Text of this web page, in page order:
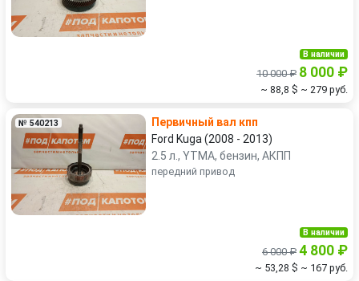
В наличии
10 000 ₽ 8 000 ₽
~ 88,8 $ ~ 279 руб.
№ 540213
Первичный вал кпп
Ford Kuga (2008 - 2013)
2.5 л., YTMA, бензин, АКПП
передний привод
В наличии
6 000 ₽ 4 800 ₽
~ 53,28 $ ~ 167 руб.